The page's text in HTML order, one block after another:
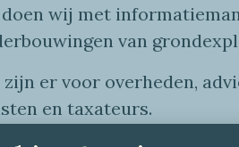
wij met informatie
van
er voor overheden,
en taxateurs.